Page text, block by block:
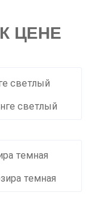
ЦЕНЕ
светлый
темная